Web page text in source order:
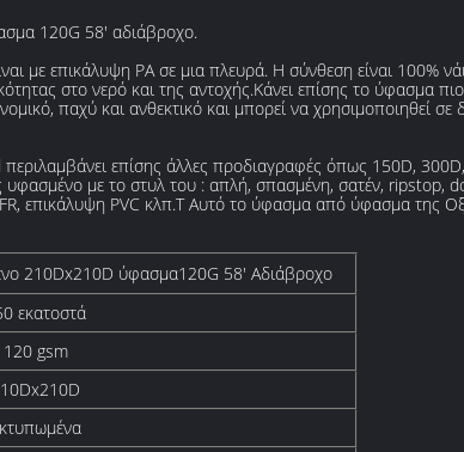
120G 58' αδιάβροχο.
με επικάλυψη PA σε μια πλευρά. Η σύνθεση είναι 100%
στο νερό και της αντοχής.Κάνει επίσης το ύφασμα
παχύ και ανθεκτικό και μπορεί να χρησιμοποιηθεί
επίσης άλλες προδιαγραφές όπως 150D,
με το στυλ του : απλή, σπασμένη, σατέν, ripstop,
επικάλυψη PVC κλπ.T Αυτό το ύφασμα από ύφασμα της
210Dx210D ύφασμα120G 58' Αδιάβροχο
εκατοστά
120 gsm